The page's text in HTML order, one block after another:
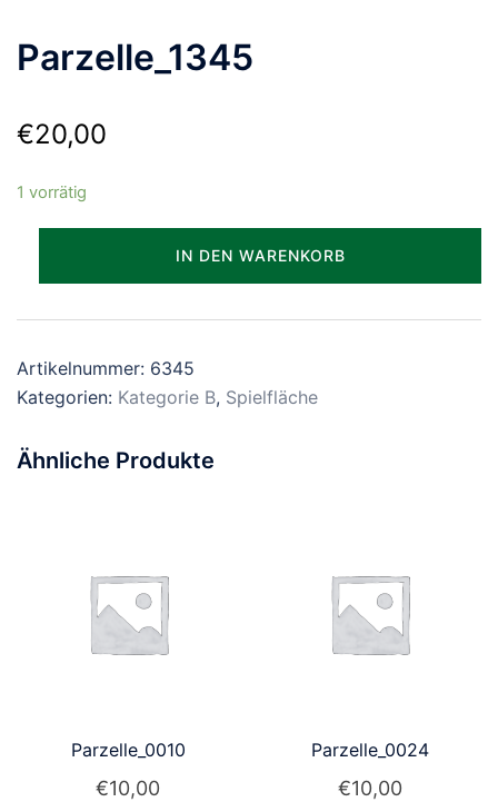
Parzelle_1345
€20,00
1 vorrätig
IN DEN WARENKORB
Artikelnummer: 6345
Kategorien: Kategorie B, Spielfläche
Ähnliche Produkte
Parzelle_0010
€10,00
Parzelle_0024
€10,00